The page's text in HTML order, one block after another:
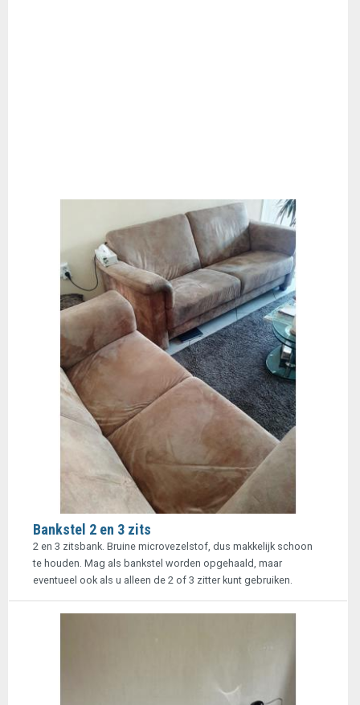
Bankstel 2 en 3 zits
2 en 3 zitsbank. Bruine microvezelstof, dus makkelijk schoon
te houden. Mag als bankstel worden opgehaald, maar
eventueel ook als u alleen de 2 of 3 zitter kunt gebruiken.